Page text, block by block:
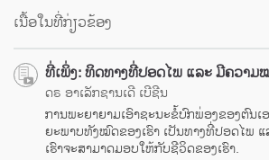
ເນື້ອໃນທີ່ກ່ຽວຂ້ອງ
ທີ່ເພິ່ງ: ທິດທາງທີ່ປອດໄພ ແລະ ມີຄວາມ
ດຣ ອາເລັກຊານເດີ ເບີຊີນ
ການພະຍາຍາມເອົາຊະນະຂໍ້ບົກພ່ອງຂອງຕົນເ
ຍະພາບທັງໝົດຂອງເຮົາ ເປັນທາງທີ່ປອດໄພ
ເຮົາຈະສາມາດມອບໃຫ້ກັບຊີວິດຂອງເຮົາ.